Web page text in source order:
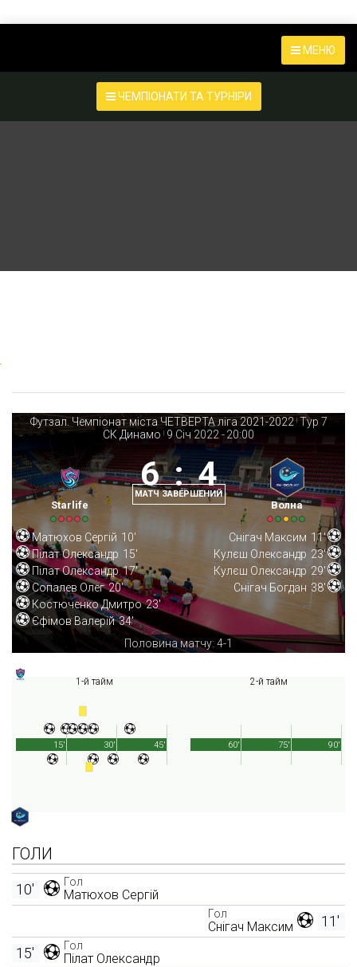
МЕНЮ
ЧЕМПІОНАТИ ТА ТУРНІРИ
Футзал. Чемпіонат міста ЧЕТВЕРТА ліга 2021-2022 | Тур 7
СК Динамо | 9 Січ 2022 - 20:00
Starlife
6 : 4
МАТЧ ЗАВЕРШЕНИЙ
Волна
Матюхов Сергій 10'
Пілат Олександр 15'
Пілат Олександр 17'
Сопалев Олег 20'
Костюченко Дмитро 23'
Єфімов Валерій 34'
Снігач Максим 11'
Кулєш Олександр 23'
Кулєш Олександр 29'
Снігач Богдан 38'
Половина матчу: 4-1
1-й тайм
45'
15' 30'
2-й тайм
90'
60' 75'
ГОЛИ
Гол
Матюхов Сергій
10'
11'
Гол
Снігач Максим
Гол
Пілат Олександр
15'